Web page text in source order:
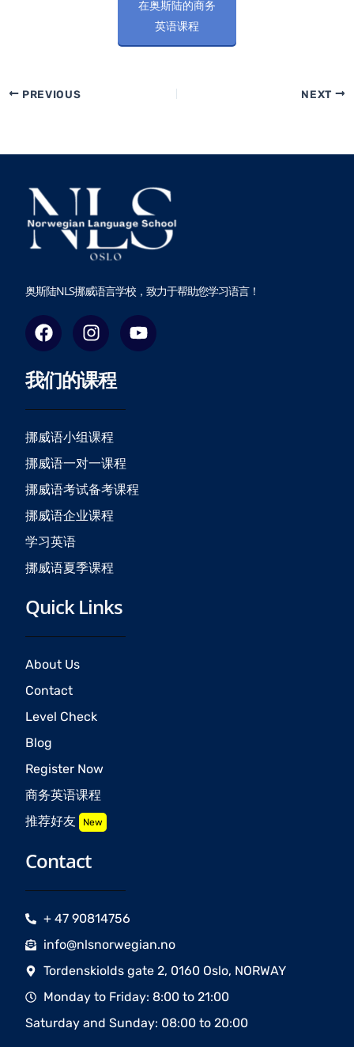
在奥斯陆的商务
英语课程
PREVIOUS NEXT
奥斯陆NLS挪威语言学校，致力于帮助您学习语言！
F
a
e
b
o
o
k
I
n
t
a
g
r
a
m
Y
o
我们的课程
挪威语小组课程
挪威语一对一课程
挪威语考试备考课程
挪威语企业课程
学习英语
挪威语夏季课程
Quick Links
About Us
Contact
Level Check
Blog
Register Now
商务英语课程
推荐好友 New
Contact
+ 47 90814756
info@nlsnorwegian.no
Tordenskiolds gate 2, 0160 Oslo, NORWAY
Monday to Friday: 8:00 to 21:00
Saturday and Sunday: 08:00 to 20:00